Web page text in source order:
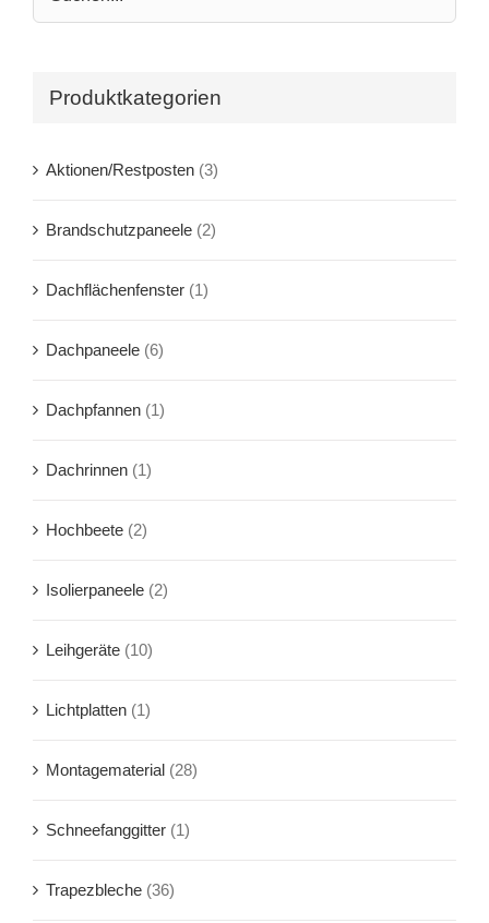
Produktkategorien
Aktionen/Restposten (3)
Brandschutzpaneele (2)
Dachflächenfenster (1)
Dachpaneele (6)
Dachpfannen (1)
Dachrinnen (1)
Hochbeete (2)
Isolierpaneele (2)
Leihgeräte (10)
Lichtplatten (1)
Montagematerial (28)
Schneefanggitter (1)
Trapezbleche (36)